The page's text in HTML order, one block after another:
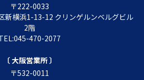
〒222-0033
新横浜1-13-12 クリンゲルンベルグビル
2階
470-2077
〔 大阪営業所 〕
〒532-0011